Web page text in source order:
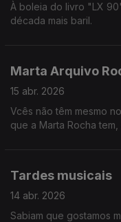
À boleia do livro "LX
década mais baril.
Marta Arquivo
15 abr. 2026
Vcês não têm mesmo
que a Marta Rocha
Tardes musicais
14 abr. 2026
Sabiam que gostamos